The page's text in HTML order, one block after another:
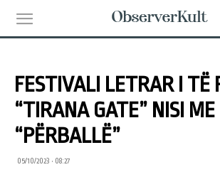
FESTIVALI LETRAR I TË
“TIRANA GATE” NISI ME
“PËRBALLË”
05/10/2023 • 08:27